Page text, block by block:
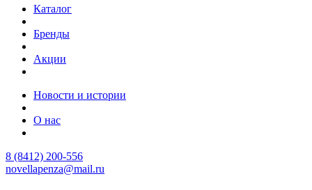
Каталог
Бренды
Акции
Новости и истории
О нас
8 (8412) 200-556
novellapenza@mail.ru